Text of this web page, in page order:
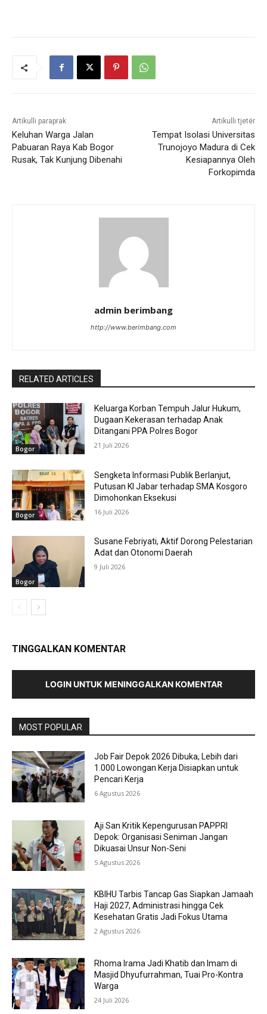
Artikulli paraprak
Keluhan Warga Jalan
Pabuaran Raya Kab Bogor
Rusak, Tak Kunjung Dibenahi
Artikulli tjetër
Tempat Isolasi Universitas
Trunojoyo Madura di Cek
Kesiapannya Oleh
Forkopimda
admin berimbang
http://www.berimbang.com
RELATED ARTICLES
Bogor
Keluarga Korban Tempuh Jalur Hukum,
Dugaan Kekerasan terhadap Anak
Ditangani PPA Polres Bogor
21 Juli 2026
Bogor
Sengketa Informasi Publik Berlanjut,
Putusan KI Jabar terhadap SMA Kosgoro
Dimohonkan Eksekusi
16 Juli 2026
Bogor
Susane Febriyati, Aktif Dorong Pelestarian
Adat dan Otonomi Daerah
9 Juli 2026
TINGGALKAN KOMENTAR
LOGIN UNTUK MENINGGALKAN KOMENTAR
MOST POPULAR
Job Fair Depok 2026 Dibuka, Lebih dari
1.000 Lowongan Kerja Disiapkan untuk
Pencari Kerja
6 Agustus 2026
Aji San Kritik Kepengurusan PAPPRI
Depok: Organisasi Seniman Jangan
Dikuasai Unsur Non-Seni
5 Agustus 2026
KBIHU Tarbis Tancap Gas Siapkan Jamaah
Haji 2027, Administrasi hingga Cek
Kesehatan Gratis Jadi Fokus Utama
2 Agustus 2026
Rhoma Irama Jadi Khatib dan Imam di
Masjid Dhyufurrahman, Tuai Pro-Kontra
Warga
24 Juli 2026